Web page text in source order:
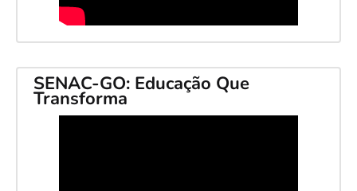
SENAC-GO: Educação Que
Transforma